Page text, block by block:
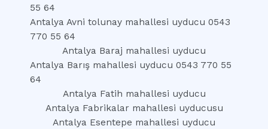
55 64
Antalya Avni tolunay mahallesi uyducu 0543
770 55 64
Antalya Baraj mahallesi uyducu
Antalya Barış mahallesi uyducu 0543 770 55
64
Antalya Fatih mahallesi uyducu
Antalya Fabrikalar mahallesi uyducusu
Antalya Esentepe mahallesi uyducu